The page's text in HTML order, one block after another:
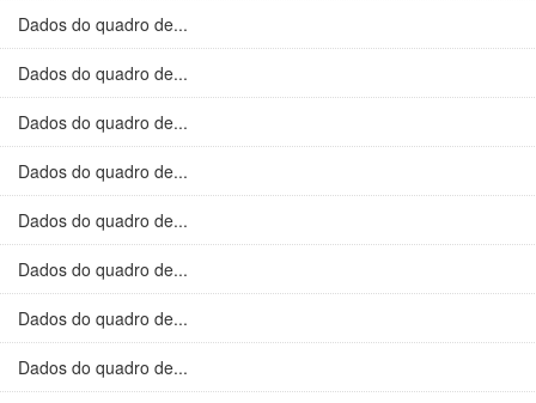
Dados do quadro de...
Dados do quadro de...
Dados do quadro de...
Dados do quadro de...
Dados do quadro de...
Dados do quadro de...
Dados do quadro de...
Dados do quadro de...